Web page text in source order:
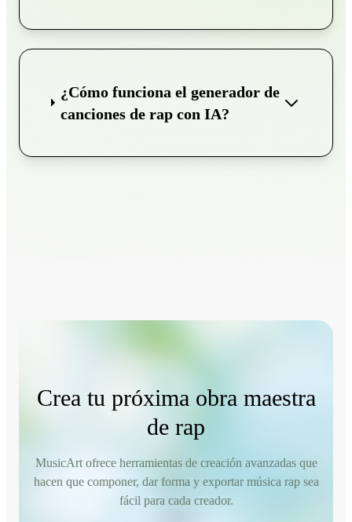
¿Cómo funciona el generador de
canciones de rap con IA?
Crea tu próxima obra maestra
de rap
MusicArt ofrece herramientas de creación avanzadas que
hacen que componer, dar forma y exportar música rap sea
fácil para cada creador.